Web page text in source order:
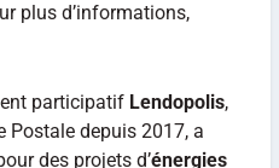
plus d’informations,
participatif Lendopolis,
Postale depuis 2017, a
des projets d’énergies